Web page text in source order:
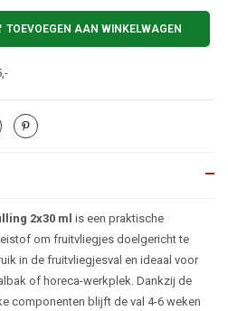
TOEVOEGEN AAN WINKELWAGEN
2x30 ml is een praktische
om fruitvliegjes doelgericht te
in de fruitvliegjesval en ideaal voor
of horeca-werkplek. Dankzij de
componenten blijft de val 4-6 weken